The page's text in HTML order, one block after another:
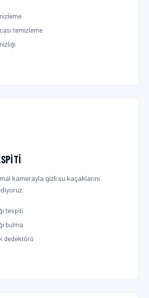
temizleme
kamerayla gizli su kaçaklarını
tespiti
bulma
dedektörü